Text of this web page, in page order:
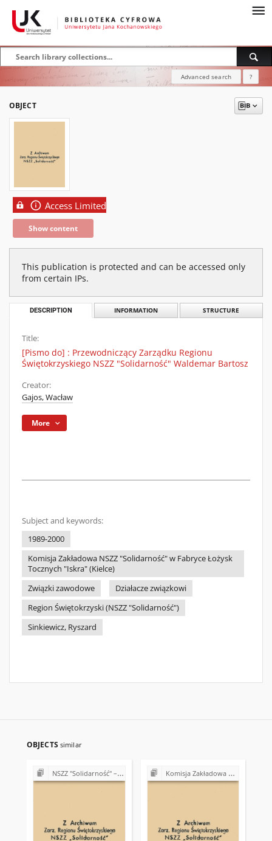
Advanced search ?
OBJECT
Access Limited
Show content
This publication is protected and can be accessed only
from certain IPs.
DESCRIPTION INFORMATION STRUCTURE
Title:
[Pismo do] : Przewodniczący Zarządku Regionu
Świętokrzyskiego NSZZ "Solidarność" Waldemar Bartosz
Creator:
Gajos, Wacław
More
Subject and keywords:
1989-2000
Komisja Zakładowa NSZZ "Solidarność" w Fabryce Łożysk
Tocznych "Iskra" (Kielce)
Związki zawodowe
Działacze związkowi
Region Świętokrzyski (NSZZ "Solidarność")
Sinkiewicz, Ryszard
OBJECTS similar
NSZZ "Solidarność" – 15. rocznica powstania Związku Komisja Zakładowa NSZZ "Solidarność" w Fabryce Łożysk Tocznych "Iskra" w Kielcach (lata 90.)